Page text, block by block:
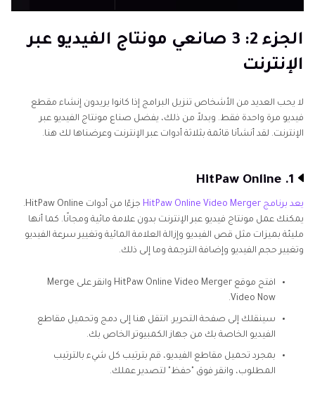
الجزء 2: 3 صانعي مونتاج الفيديو عبر
الإنترنت
لا يحب العديد من الأشخاص تنزيل البرامج إذا كانوا يريدون إنشاء مقطع
فيديو مرة واحدة فقط. وبدلاً من ذلك، يفضل صناع مونتاج الفيديو عبر
الإنترنت. لقد أنشأنا قائمة بثلاثة أدوات عبر الإنترنت وعرضناها لك هنا.
1. HitPaw Online
يعد برنامج HitPaw Online Video Merger
جزءًا من أدوات HitPaw Online.
يمكنك عمل مونتاج فيديو عبر الإنترنت بدون علامة مائية ومجانًا. كما أنها
مليئة بميزات مثل قص الفيديو وإزالة العلامة المائية وتغيير سرعة الفيديو
وتغيير حجم الفيديو وإضافة الترجمة وما إلى ذلك.
افتح موقع HitPaw Online Video Merger وانقر على Merge
Video Now.
سينقلك إلى صفحة التحرير. انتقل هنا إلى دمج وتحميل مقاطع
الفيديو الخاصة بك من جهاز الكمبيوتر الخاص بك.
بمجرد تحميل مقاطع الفيديو، قم بترتيب كل شيء بالترتيب
المطلوب، وانقر فوق "حفظ" لتصدير عملك.